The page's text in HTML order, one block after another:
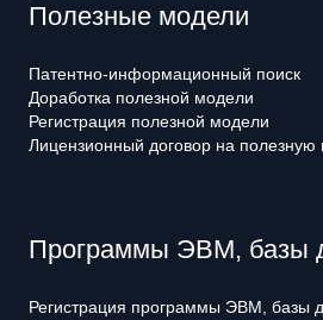
Полезные модели
Патентно-информационный поиск
Доработка полезной модели
Регистрация полезной модели
Лицензионный договор на полезную
Программы ЭВМ, базы
Регистрация программы ЭВМ, базы